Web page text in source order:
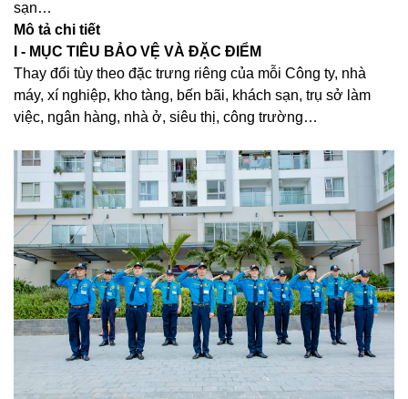
sạn…
Mô tả chi tiết
I - MỤC TIÊU BẢO VỆ VÀ ĐẶC ĐIỂM
Thay đổi tùy theo đặc trưng riêng của mỗi Công ty, nhà
máy, xí nghiệp, kho tàng, bến bãi, khách sạn, trụ sở làm
việc, ngân hàng, nhà ở, siêu thị, công trường…